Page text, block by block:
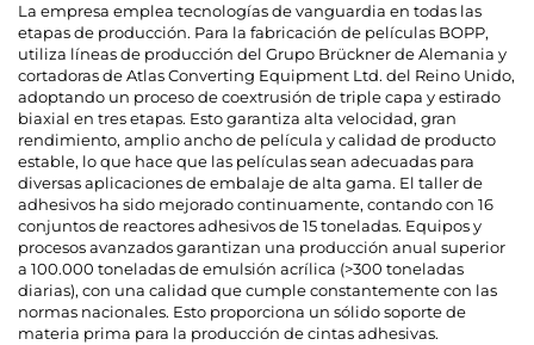
La empresa emplea tecnologías de vanguardia en todas las
etapas de producción. Para la fabricación de películas BOPP,
utiliza líneas de producción del Grupo Brückner de Alemania y
cortadoras de Atlas Converting Equipment Ltd. del Reino Unido,
adoptando un proceso de coextrusión de triple capa y estirado
biaxial en tres etapas. Esto garantiza alta velocidad, gran
rendimiento, amplio ancho de película y calidad de producto
estable, lo que hace que las películas sean adecuadas para
diversas aplicaciones de embalaje de alta gama. El taller de
adhesivos ha sido mejorado continuamente, contando con 16
conjuntos de reactores adhesivos de 15 toneladas. Equipos y
procesos avanzados garantizan una producción anual superior
a 100.000 toneladas de emulsión acrílica (>300 toneladas
diarias), con una calidad que cumple constantemente con las
normas nacionales. Esto proporciona un sólido soporte de
materia prima para la producción de cintas adhesivas.